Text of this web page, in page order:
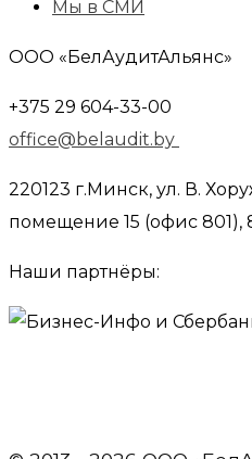
Мы в СМИ
ООО «БелАудитАльянс»
+375 29 604-33-00
office@belaudit.by
220123 г.Минск, ул. В.
помещение 15 (офис 801),
Наши партнёры: